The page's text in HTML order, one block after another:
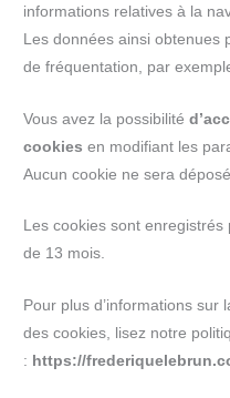
informations relatives à la
Les données ainsi obtenues
de fréquentation, par
Vous avez la possibilité
cookies en modifiant les
Aucun cookie ne sera
Les cookies sont
de 13 mois.
Pour plus d’informations sur
des cookies, lisez notre
: https://